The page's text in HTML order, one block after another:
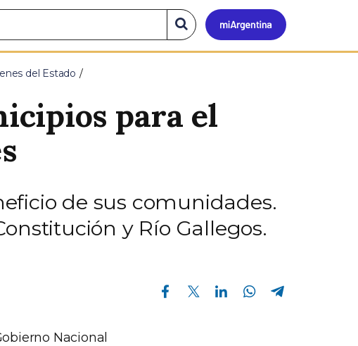
Mi
Buscar
en
el
del Estado
para el
de sus comunidades.
y Río Gallegos.
Compartir en Facebook Compartir en Twitter Compartir en Linkedin Compartir en Whatsapp
Nacional